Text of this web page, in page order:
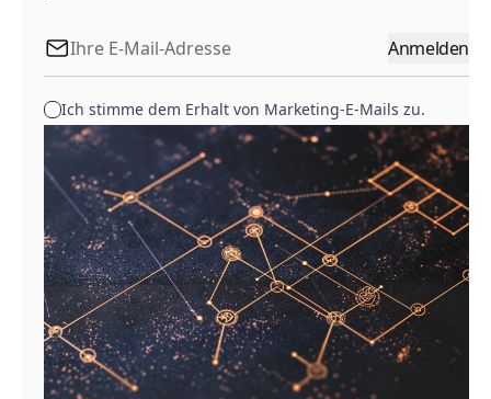
Anmelden
Ich stimme dem Erhalt von Marketing-E-Mails zu.